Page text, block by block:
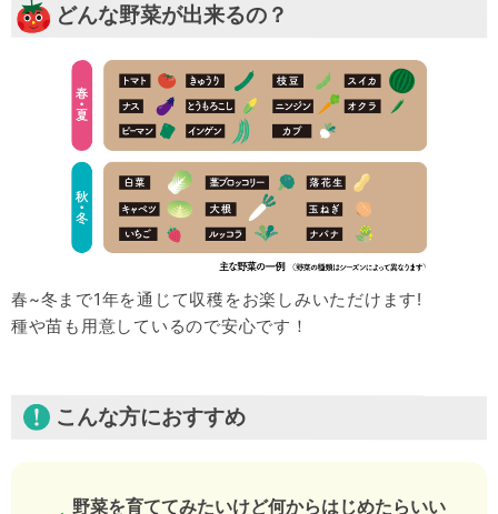
どんな野菜が出来るの？
春~冬まで1年を通じて収穫をお楽しみいただけます!
種や苗も用意しているので安心です！
こんな方におすすめ
野菜を育ててみたいけど何からはじめたらいい